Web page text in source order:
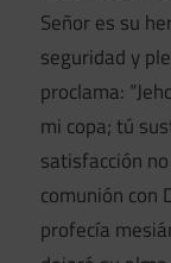
Señor es su
seguridad y
proclama:
mi copa; tú
satisfacción
comunión con
profecía